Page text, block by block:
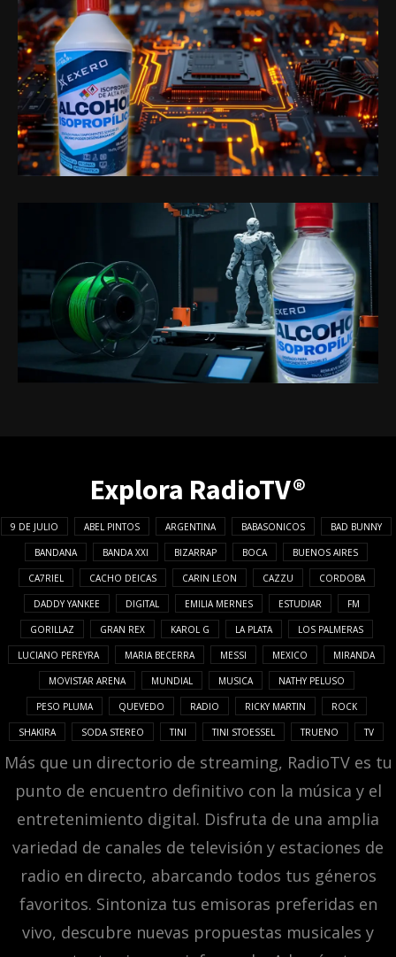
Explora RadioTV®
9 DE JULIO ABEL PINTOS ARGENTINA BABASONICOS BAD BUNNY
BANDANA BANDA XXI BIZARRAP BOCA BUENOS AIRES
CA7RIEL CACHO DEICAS CARIN LEON CAZZU CORDOBA
DADDY YANKEE DIGITAL EMILIA MERNES ESTUDIAR FM
GORILLAZ GRAN REX KAROL G LA PLATA LOS PALMERAS
LUCIANO PEREYRA MARIA BECERRA MESSI MEXICO MIRANDA
MOVISTAR ARENA MUNDIAL MUSICA NATHY PELUSO
PESO PLUMA QUEVEDO RADIO RICKY MARTIN ROCK
SHAKIRA SODA STEREO TINI TINI STOESSEL TRUENO TV
Más que un directorio de streaming, RadioTV es tu
punto de encuentro definitivo con la música y el
entretenimiento digital. Disfruta de una amplia
variedad de canales de televisión y estaciones de
radio en directo, abarcando todos tus géneros
favoritos. Sintoniza tus emisoras preferidas en
vivo, descubre nuevas propuestas musicales y